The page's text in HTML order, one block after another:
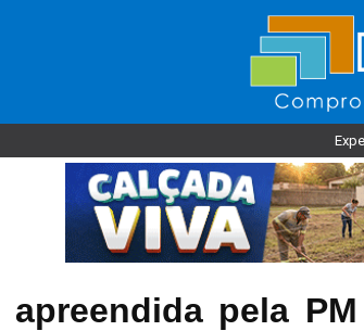
apreendida pela